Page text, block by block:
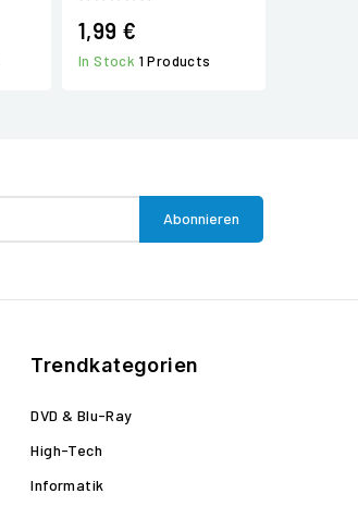
1,99 €
In Stock 1 Products
Trendkategorien
DVD & Blu-Ray
High-Tech
Informatik